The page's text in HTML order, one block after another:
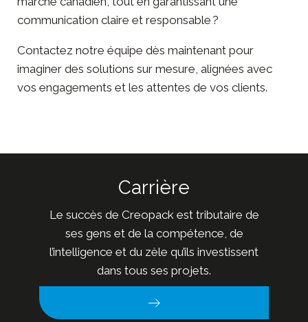
communication claire et responsable ?
Contactez notre équipe dès maintenant pour
imaginer des solutions sur mesure, alignées avec
vos engagements et les attentes de vos clients.
Carrière
Le succès de Creopack est tributaire de
ses gens et de la compétence, de
l’intelligence et du zèle qu’ils investissent
dans tous ses projets.